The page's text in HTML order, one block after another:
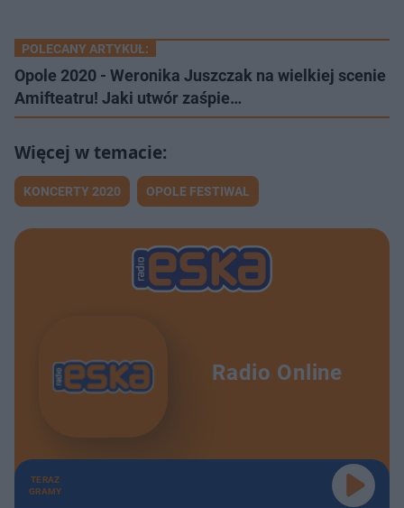
POLECANY ARTYKUŁ:
Opole 2020 - Weronika Juszczak na wielkiej scenie
Amifteatru! Jaki utwór zaśpie…
KONCERTY 2020 OPOLE FESTIWAL
Radio Online
TERAZ
GRAMY